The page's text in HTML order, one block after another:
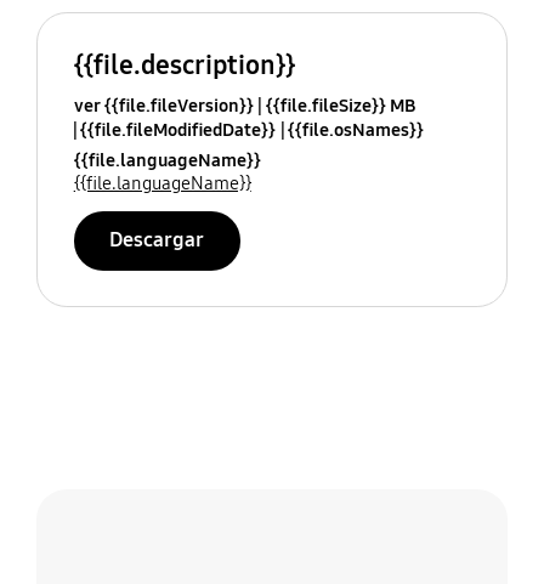
{{file.description}}
ver {{file.fileVersion}} {{file.fileSize}} MB
{{file.fileModifiedDate}} {{file.osNames}}
{{file.languageName}}
{{file.languageName}}
Descargar